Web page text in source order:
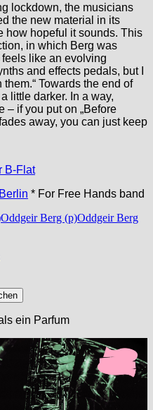
lockdown, the musicians
the new material in its
how hopeful it sounds. This
in which Berg was
like an evolving
and effects pedals, but I
Towards the end of
little darker. In a way,
– if you put on „Before
away, you can just keep
B-Flat
* For Free Hands band
Oddgeir Berg (p)Oddgeir Berg
ein Parfum